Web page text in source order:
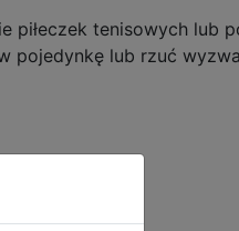
piłeczek tenisowych lub
pojedynkę lub rzuć